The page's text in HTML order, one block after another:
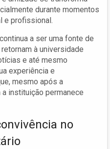
durante momentos
e profissional.
a ser uma fonte de
à universidade
e até mesmo
experiência e
mesmo após a
instituição permanece
no